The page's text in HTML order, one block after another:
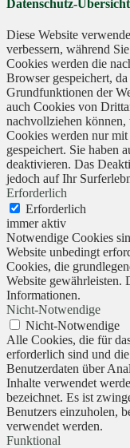
Datenschutz-Übersicht
Diese Website
verbessern, während
Cookies werden die
Browser gespeichert,
Grundfunktionen der
auch Cookies von
nachvollziehen können,
Cookies werden nur
gespeichert. Sie haben
deaktivieren. Das
jedoch auf Ihr
Erforderlich
Erforderlich
immer aktiv
Notwendige Cookies
Website unbedingt
Cookies, die
Website gewährleisten.
Informationen.
Nicht-Notwendige
Nicht-Notwendige
Alle Cookies, die für
erforderlich sind und
Benutzerdaten über
Inhalte verwendet
bezeichnet. Es ist
Benutzers einzuholen,
verwendet werden.
Funktional